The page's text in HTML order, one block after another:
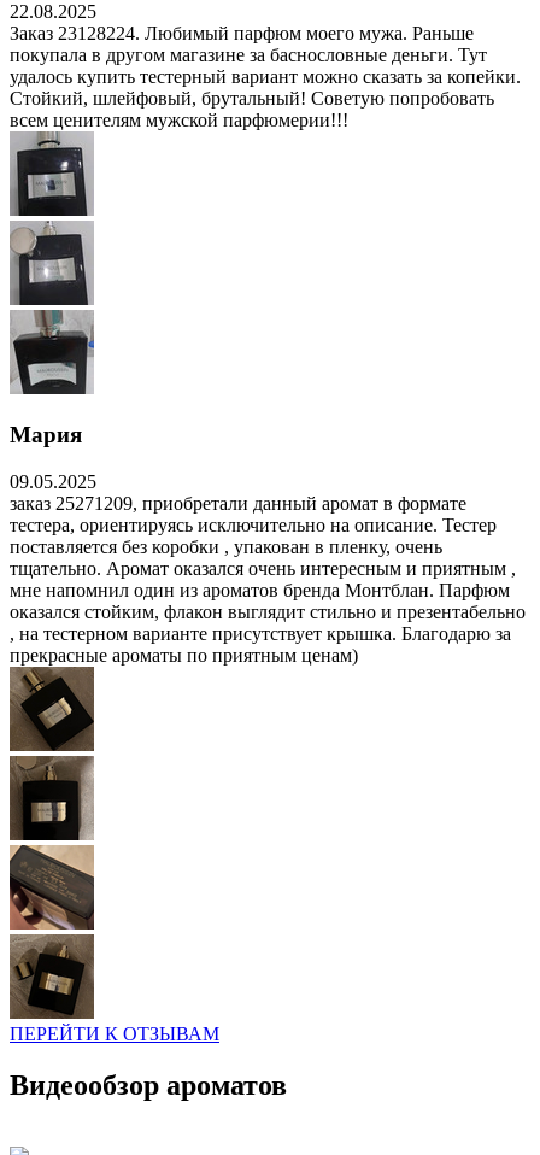
22.08.2025
Заказ 23128224. Любимый парфюм моего мужа. Раньше
покупала в другом магазине за баснословные деньги. Тут
удалось купить тестерный вариант можно сказать за копейки.
Стойкий, шлейфовый, брутальный! Советую попробовать
всем ценителям мужской парфюмерии!!!
Мария
09.05.2025
заказ 25271209, приобретали данный аромат в формате
тестера, ориентируясь исключительно на описание. Тестер
поставляется без коробки , упакован в пленку, очень
тщательно. Аромат оказался очень интересным и приятным ,
мне напомнил один из ароматов бренда Монтблан. Парфюм
оказался стойким, флакон выглядит стильно и презентабельно
, на тестерном варианте присутствует крышка. Благодарю за
прекрасные ароматы по приятным ценам)
ПЕРЕЙТИ К ОТЗЫВАМ
Видеообзор ароматов